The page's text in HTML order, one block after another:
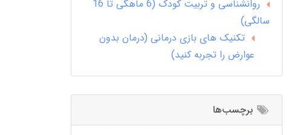
روانشناسی و تربیت کودک (6 ماهگی تا 16
سالگی)
تکنیک های بازی درمانی (درمان بدون
عوارض را تجربه کنید)
برچسب‌ها